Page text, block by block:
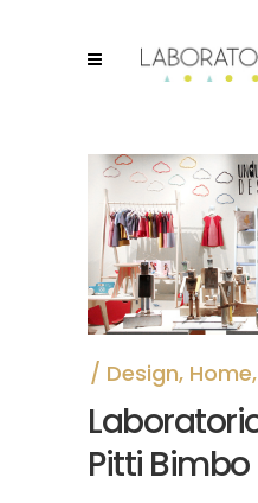
Design, Home,
Pitti Bimbo